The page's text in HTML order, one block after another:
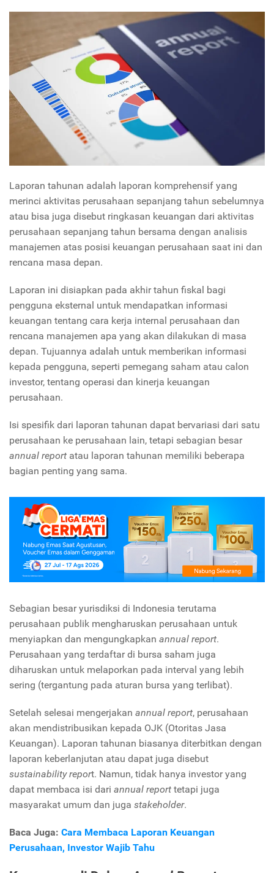
Laporan tahunan adalah laporan komprehensif yang
merinci aktivitas perusahaan sepanjang tahun sebelumnya
atau bisa juga disebut ringkasan keuangan dari aktivitas
perusahaan sepanjang tahun bersama dengan analisis
manajemen atas posisi keuangan perusahaan saat ini dan
rencana masa depan.
Laporan ini disiapkan pada akhir tahun fiskal bagi
pengguna eksternal untuk mendapatkan informasi
keuangan tentang cara kerja internal perusahaan dan
rencana manajemen apa yang akan dilakukan di masa
depan. Tujuannya adalah untuk memberikan informasi
kepada pengguna, seperti pemegang saham atau calon
investor, tentang operasi dan kinerja keuangan
perusahaan.
Isi spesifik dari laporan tahunan dapat bervariasi dari satu
perusahaan ke perusahaan lain, tetapi sebagian besar
annual report atau laporan tahunan memiliki beberapa
bagian penting yang sama.
Sebagian besar yurisdiksi di Indonesia terutama
perusahaan publik mengharuskan perusahaan untuk
menyiapkan dan mengungkapkan annual report.
Perusahaan yang terdaftar di bursa saham juga
diharuskan untuk melaporkan pada interval yang lebih
sering (tergantung pada aturan bursa yang terlibat).
Setelah selesai mengerjakan annual report, perusahaan
akan mendistribusikan kepada OJK (Otoritas Jasa
Keuangan). Laporan tahunan biasanya diterbitkan dengan
laporan keberlanjutan atau dapat juga disebut
sustainability report. Namun, tidak hanya investor yang
dapat membaca isi dari annual report tetapi juga
masyarakat umum dan juga stakeholder.
Baca Juga: Cara Membaca Laporan Keuangan
Perusahaan, Investor Wajib Tahu